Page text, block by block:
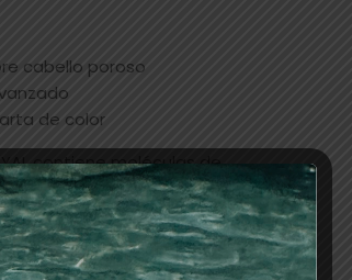
cabello poroso
de color
contiene moléculas de